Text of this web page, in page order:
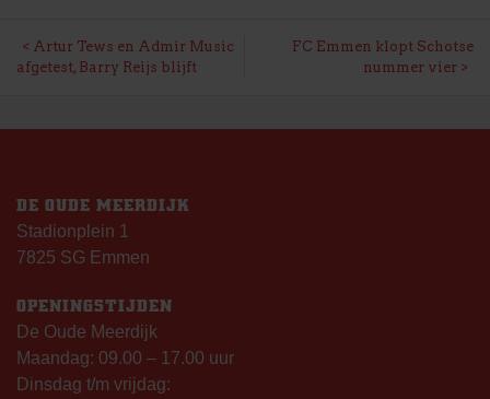
BERICHT
Artur Tews en Admir Music
afgetest, Barry Reijs blijft
FC Emmen klopt Schotse
nummer vier
DE OUDE MEERDIJK
Stadionplein 1
7825 SG Emmen
OPENINGSTIJDEN
De Oude Meerdijk
Maandag: 09.00 – 17.00 uur
Dinsdag t/m vrijdag: